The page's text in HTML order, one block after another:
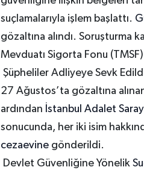
suçlamalarıyla işlem başlattı.
gözaltına alındı. Soruşturma
Mevduatı Sigorta Fonu
Şüpheliler Adliyeye Sevk
27 Ağustos’ta gözaltına
ardından İstanbul Adalet
sonucunda, her iki isim
cezaevine gönderildi.
Devlet Güvenliğine Yönelik